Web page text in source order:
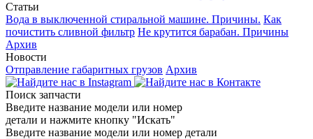
Статьи
Вода в выключенной стиральной машине. Причины. Как
почистить сливной фильтр Не крутится барабан. Причины
Архив
Новости
Отправление габаритных грузов Архив
Поиск запчасти
Введите название модели или номер
детали и нажмите кнопку "Искать"
Введите название модели или номер детали